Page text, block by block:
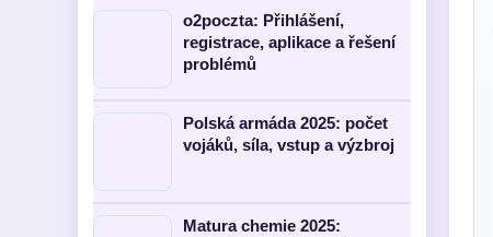
o2poczta: Přihlášení,
registrace, aplikace a řešení
problémů
Polská armáda 2025: počet
vojáků, síla, vstup a výzbroj
Matura chemie 2025: